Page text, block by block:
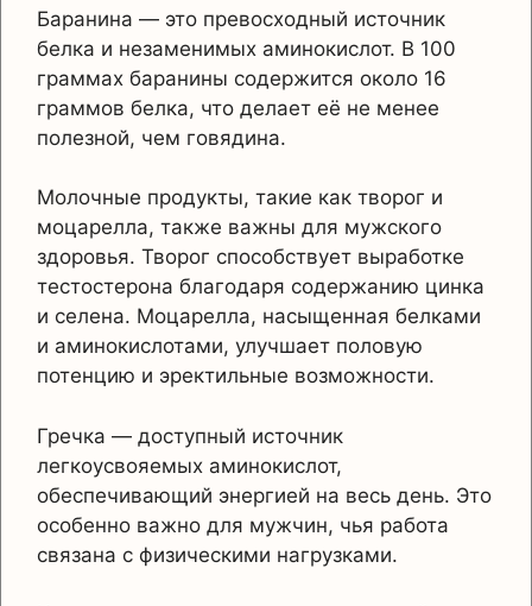
Баранина — это превосходный источник
белка и незаменимых аминокислот. В 100
граммах баранины содержится около 16
граммов белка, что делает её не менее
полезной, чем говядина.
Молочные продукты, такие как творог и
моцарелла, также важны для мужского
здоровья. Творог способствует выработке
тестостерона благодаря содержанию цинка
и селена. Моцарелла, насыщенная белками
и аминокислотами, улучшает половую
потенцию и эректильные возможности.
Гречка — доступный источник
легкоусвояемых аминокислот,
обеспечивающий энергией на весь день. Это
особенно важно для мужчин, чья работа
связана с физическими нагрузками.